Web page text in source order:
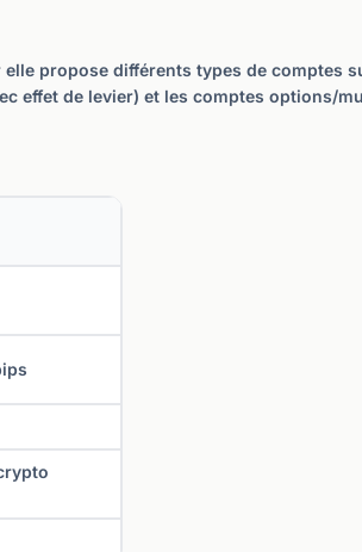
propose différents types de comptes
effet de levier) et les comptes options/